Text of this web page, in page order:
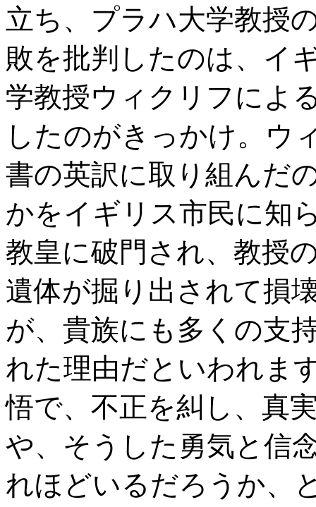
立ち、プラハ大学教授
敗を批判したのは、イ
学教授ウィクリフによ
したのがきっかけ。ウ
書の英訳に取り組んだ
かをイギリス市民に知
教皇に破門され、教授
遺体が掘り出されて損
が、貴族にも多くの支
れた理由だといわれま
悟で、不正を糾し、真
や、そうした勇気と信
れほどいるだろうか、